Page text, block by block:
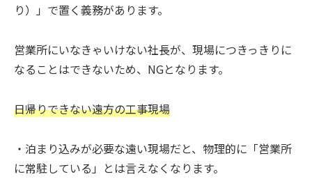
り）」で置く義務があります。
営業所にいなきゃいけない社長が、現場につきっきりに
なることはできないため、NGとなります。
日帰りできない遠方の工事現場
・泊まり込みが必要な遠い現場だと、物理的に「営業所
に常駐している」とは言えなくなります。